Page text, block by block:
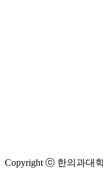
Copyright ⓒ 한의과대